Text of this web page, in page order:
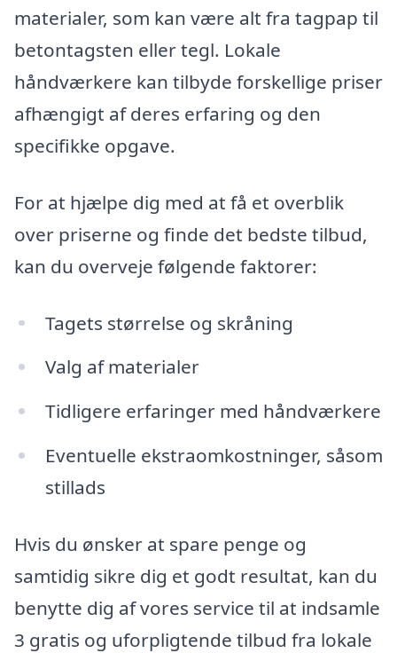
materialer, som kan være alt fra tagpap til
betontagsten eller tegl. Lokale
håndværkere kan tilbyde forskellige priser
afhængigt af deres erfaring og den
specifikke opgave.
For at hjælpe dig med at få et overblik
over priserne og finde det bedste tilbud,
kan du overveje følgende faktorer:
Tagets størrelse og skråning
Valg af materialer
Tidligere erfaringer med håndværkere
Eventuelle ekstraomkostninger, såsom
stillads
Hvis du ønsker at spare penge og
samtidig sikre dig et godt resultat, kan du
benytte dig af vores service til at indsamle
3 gratis og uforpligtende tilbud fra lokale